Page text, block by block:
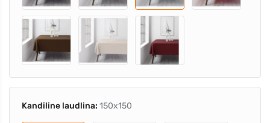
Kandiline laudlina: 150x150